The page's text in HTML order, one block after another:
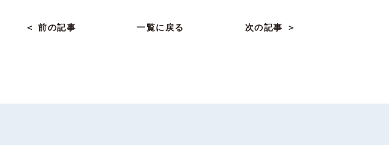
＜ 前の記事 一覧に戻る 次の記事 ＞